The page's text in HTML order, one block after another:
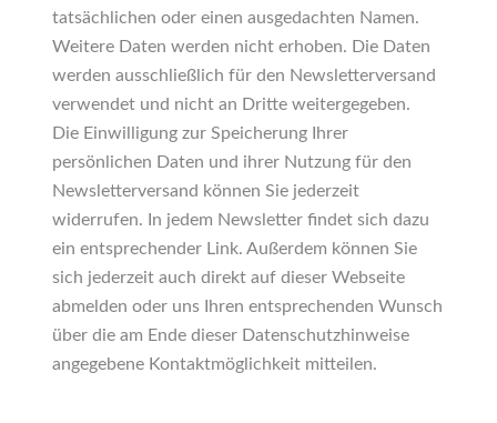
tatsächlichen oder einen ausgedachten Namen.
Weitere Daten werden nicht erhoben. Die Daten
werden ausschließlich für den Newsletterversand
verwendet und nicht an Dritte weitergegeben.
Die Einwilligung zur Speicherung Ihrer
persönlichen Daten und ihrer Nutzung für den
Newsletterversand können Sie jederzeit
widerrufen. In jedem Newsletter findet sich dazu
ein entsprechender Link. Außerdem können Sie
sich jederzeit auch direkt auf dieser Webseite
abmelden oder uns Ihren entsprechenden Wunsch
über die am Ende dieser Datenschutzhinweise
angegebene Kontaktmöglichkeit mitteilen.